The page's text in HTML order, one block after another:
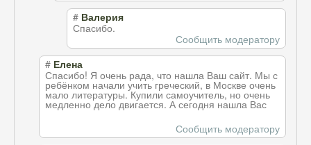
# Валерия
Спасибо.
Сообщить модератору
# Елена
Спасибо! Я очень рада, что нашла Ваш сайт. Мы с
ребёнком начали учить греческий, в Москве очень
мало литературы. Купили самоучитель, но очень
медленно дело двигается. А сегодня нашла Вас
Сообщить модератору